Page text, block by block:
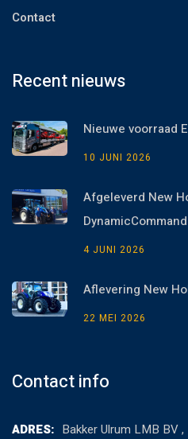
Contact
Recent nieuws
Nieuwe voorraad
10 JUNI 2026
Afgeleverd New
4 JUNI 2026
Aflevering New
22 MEI 2026
Contact info
ADRES: Bakker Ulrum LMB BV